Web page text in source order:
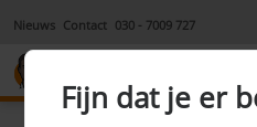
Nieuws Contact 030 - 7009 727
Fijn dat je er